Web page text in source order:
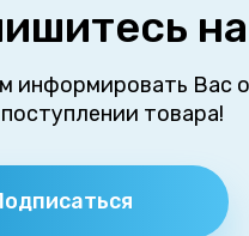
информировать Вас о
товара!